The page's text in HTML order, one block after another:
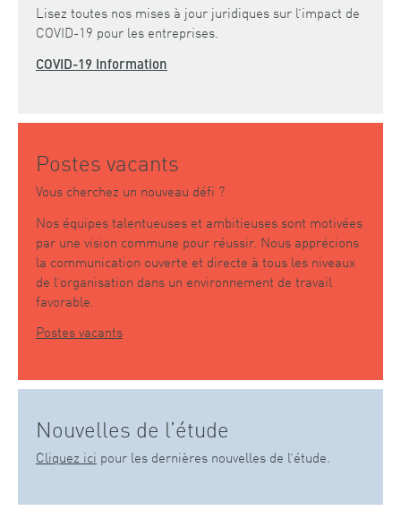
Lisez toutes nos mises à jour juridiques sur l’impact de
COVID-19 pour les entreprises.
COVID-19 Information
Postes vacants
Vous cherchez un nouveau défi ?
Nos équipes talentueuses et ambitieuses sont motivées
par une vision commune pour réussir. Nous apprécions
la communication ouverte et directe à tous les niveaux
de l’organisation dans un environnement de travail
favorable.
Postes vacants
Nouvelles de l’étude
Cliquez ici pour les dernières nouvelles de l’étude.